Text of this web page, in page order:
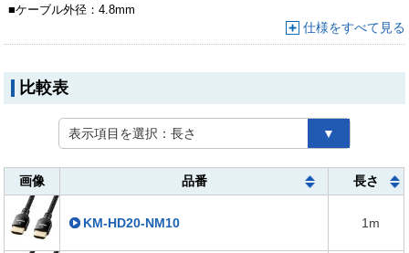
■ケーブル外径：4.8mm
仕様をすべて見る
比較表
表示項目を選択：長さ ▼
画像 品番 長さ
KM-HD20-NM10 1m